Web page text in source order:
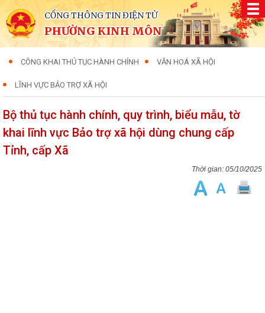
CỔNG THÔNG TIN ĐIỆN TỬ
PHƯỜNG KINH MÔN
CÔNG KHAI THỦ TỤC HÀNH CHÍNH VĂN HOÁ XÃ HỘI
LĨNH VỰC BẢO TRỢ XÃ HỘI
Bộ thủ tục hành chính, quy trình, biểu mẫu, tờ
khai lĩnh vực Bảo trợ xã hội dùng chung cấp
Tỉnh, cấp Xã
05/10/2025